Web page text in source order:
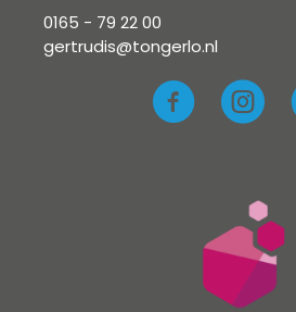
0165 - 79 22 00
gertrudis@tongerlo.nl